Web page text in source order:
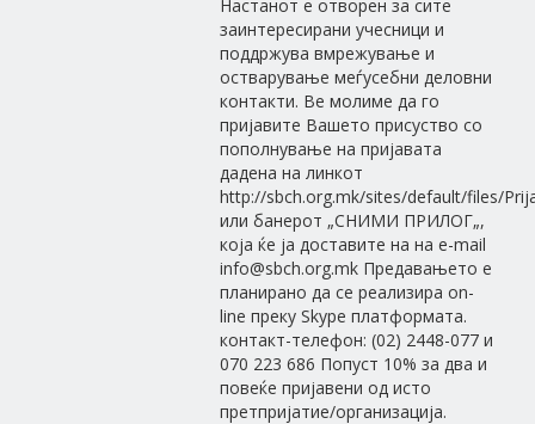
Настанот е отворен за сите
заинтересирани учесници и
поддржува вмрежување и
остварување меѓусебни деловни
контакти. Ве молиме да го
пријавите Вашето присуство со
пополнување на пријавата
дадена на линкот
http://sbch.org.mk/sites/default/files/
или банерот „СНИМИ ПРИЛОГ„,
која ќе ја доставите на на e-mail
info@sbch.org.mk Предавањето е
планирано да се реализира on-
line преку Skype платформата.
контакт-телефон: (02) 2448-077 и
070 223 686 Попуст 10% за два и
повеќе пријавени од исто
претпријатие/организација.